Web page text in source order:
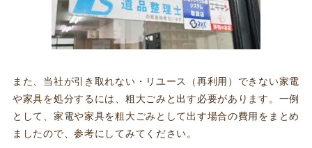
また、当社が引き取れない・リユース（再利用）できない家電
や家具を処分するには、粗大ごみと出す必要があります。一例
として、家電や家具を粗大ごみとして出す場合の費用をまとめ
ましたので、参考にしてみてください。